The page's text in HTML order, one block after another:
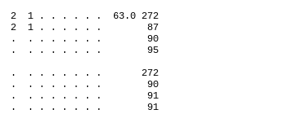
2 1 . . . . . .
63.0 272
2 1 . . . . . .
87
. . . . . . . .
90
. . . . . . . .
95
. . . . . . . .
272
. . . . . . . .
90
. . . . . . . .
91
. . . . . . . .
91